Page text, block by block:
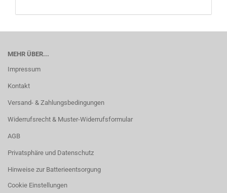
MEHR ÜBER...
Impressum
Kontakt
Versand- & Zahlungsbedingungen
Widerrufsrecht & Muster-Widerrufsformular
AGB
Privatsphäre und Datenschutz
Hinweise zur Batterieentsorgung
Cookie Einstellungen